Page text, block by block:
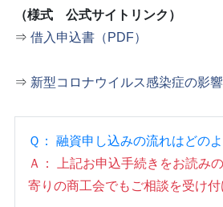
（様式 公式サイトリンク）
⇒ 借入申込書（PDF）
⇒ 新型コロナウイルス感染症の影
Ｑ： 融資申し込みの流れはどの
Ａ： 上記お申込手続きをお読み
寄りの商工会でもご相談を受け付